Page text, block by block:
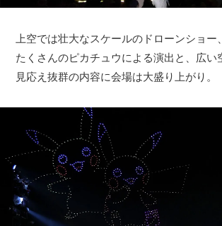
上空では壮大なスケールのドローンショー
たくさんのピカチュウによる演出と、広い
見応え抜群の内容に会場は大盛り上がり。